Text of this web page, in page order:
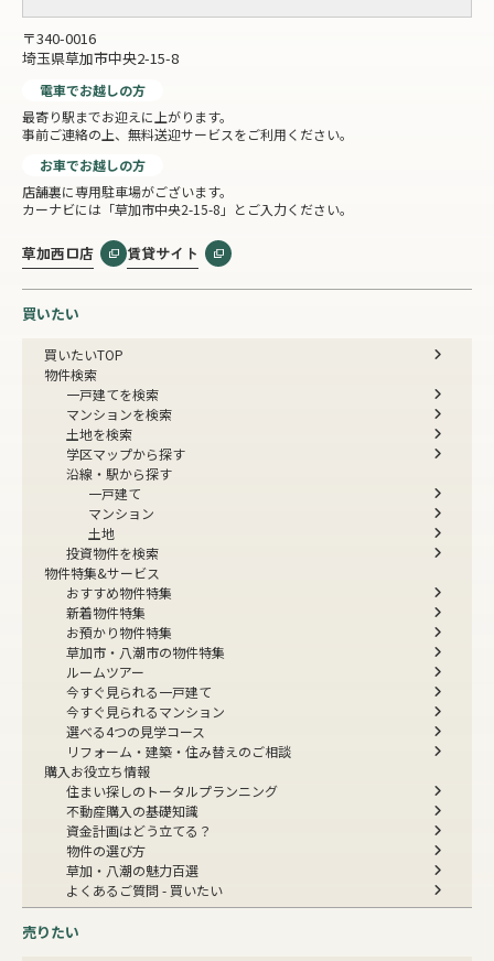
〒340-0016
埼玉県草加市中央2-15-8
電車でお越しの方
最寄り駅までお迎えに上がります。
事前ご連絡の上、無料送迎サービスをご利用ください。
お車でお越しの方
店舗裏に専用駐車場がございます。
カーナビには「草加市中央2-15-8」とご入力ください。
草加西口店 賃貸サイト
買いたい
買いたいTOP
物件検索
一戸建てを検索
マンションを検索
土地を検索
学区マップから探す
沿線・駅から探す
一戸建て
マンション
土地
投資物件を検索
物件特集&サービス
おすすめ物件特集
新着物件特集
お預かり物件特集
草加市・八潮市の物件特集
ルームツアー
今すぐ見られる一戸建て
今すぐ見られるマンション
選べる4つの見学コース
リフォーム・建築・住み替えのご相談
購入お役立ち情報
住まい探しのトータルプランニング
不動産購入の基礎知識
資金計画はどう立てる？
物件の選び方
草加・八潮の魅力百選
よくあるご質問 - 買いたい
売りたい